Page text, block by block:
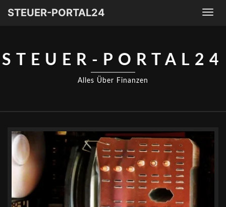
STEUER-PORTAL24
STEUER-PORTAL24
Alles Über Finanzen